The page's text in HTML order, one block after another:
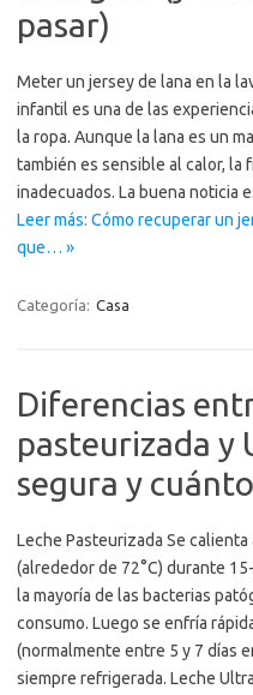
pasar)
Meter un jersey de lana en la
infantil es una de las
la ropa. Aunque la lana es un
también es sensible al calor, la
inadecuados. La buena noticia
Leer más: Cómo recuperar un
que… »
Categoría: Casa
Diferencias
pasteurizada y
segura y
Leche Pasteurizada Se
(alrededor de 72°C) durante
la mayoría de las bacterias
consumo. Luego se enfría
(normalmente entre 5 y 7 días
siempre refrigerada. Leche